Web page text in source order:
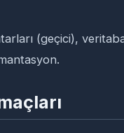
(geçici),